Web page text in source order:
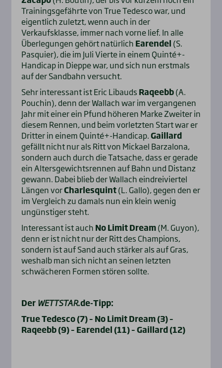
Trainingsgefährte von True Tedesco war, und
eigentlich zuletzt, wenn auch in der
Verkaufsklasse, immer nach vorne lief. In alle
Überlegungen gehört natürlich Earendel (S.
Pasquier), die im Juli Vierte in einem Quinté+-
Handicap in Dieppe war, und sich nun erstmals
auf der Sandbahn versucht.
Sehr interessant ist Eric Libauds Raqeebb(A.
Pouchin), denn der Wallach war im vergangenen
Jahr mit einer ein Pfund höheren Marke Zweiter in
diesem Rennen, und beim vorletzten Start war er
Dritter in einem Quinté+-Handicap.Gaillard
gefällt nicht nur als Ritt von Mickael Barzalona,
sondern auch durch die Tatsache, dass er gerade
ein Altersgewichtsrennen auf Bahn und Distanz
gewann. Dabei blieb der Wallach eindreiviertel
Längen vorCharlesquint(L. Gallo), gegen den er
im Vergleich zu damals nun ein klein wenig
ungünstiger steht.
Interessant ist auch No Limit Dream(M. Guyon),
denn er ist nicht nur der Ritt des Champions,
sondern ist auf Sand auch stärker als auf Gras,
weshalb man sich nicht an seinen letzten
schwächeren Formen stören sollte.
Der WETTSTAR.de-Tipp:
True Tedesco (7) – No Limit Dream (3) –
Raqeebb (9) – Earendel (11) – Gaillard (12)